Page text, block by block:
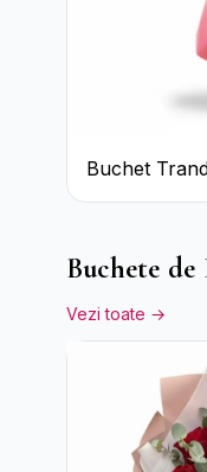
Buchet
Gerbera și
Buchete
Vezi toate →